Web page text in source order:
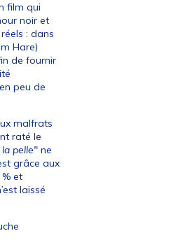
film qui
noir et
: dans
Hare)
de fournir
peu de
malfrats
raté le
pelle" ne
grâce aux
et
laissé